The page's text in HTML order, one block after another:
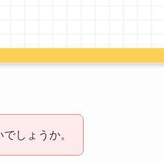
しょうか。